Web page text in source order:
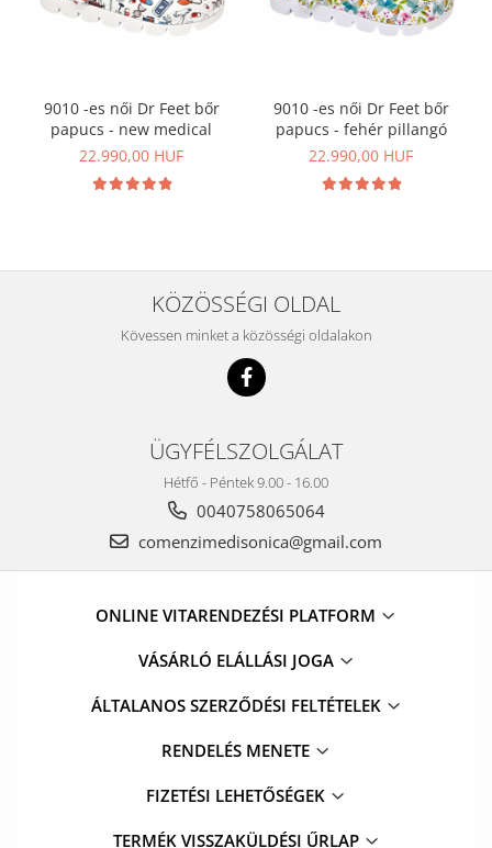
9010 -es női Dr Feet bőr
papucs - new medical
22.990,00 HUF
9010 -es női Dr Feet bőr
papucs - fehér pillangó
22.990,00 HUF
KÖZÖSSÉGI OLDAL
Kövessen minket a közösségi oldalakon
ÜGYFÉLSZOLGÁLAT
Hétfő - Péntek 9.00 - 16.00
0040758065064
comenzimedisonica@gmail.com
ONLINE VITARENDEZÉSI PLATFORM
VÁSÁRLÓ ELÁLLÁSI JOGA
ÁLTALANOS SZERZŐDÉSI FELTÉTELEK
RENDELÉS MENETE
FIZETÉSI LEHETŐSÉGEK
TERMÉK VISSZAKÜLDÉSI ŰRLAP